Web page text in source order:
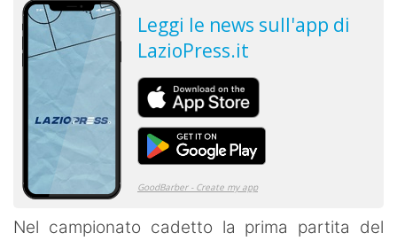
Nel campionato cadetto la prima partita del